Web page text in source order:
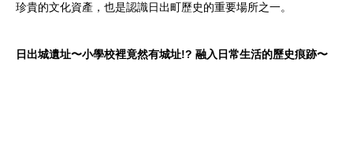
珍貴的文化資產，也是認識日出町歷史的重要場所之一。
日出城遺址〜小學校裡竟然有城址!? 融入日常生活的歷史痕跡〜